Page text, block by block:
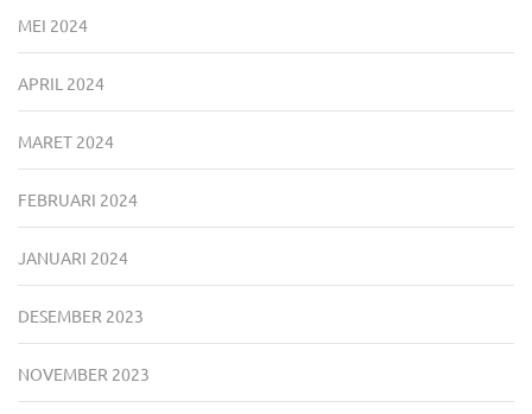
MEI 2024
APRIL 2024
MARET 2024
FEBRUARI 2024
JANUARI 2024
DESEMBER 2023
NOVEMBER 2023